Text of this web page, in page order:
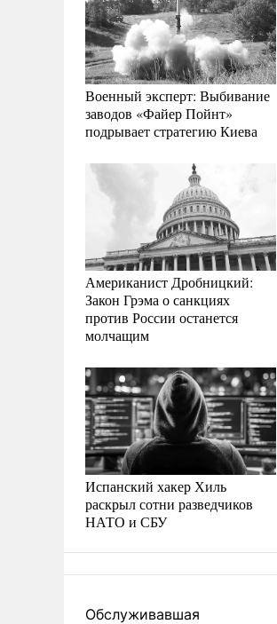
Военный эксперт: Выбивание
заводов «Файер Пойнт»
подрывает стратегию Киева
Американист Дробницкий:
Закон Грэма о санкциях
против России останется
молчащим
Испанский хакер Хиль
раскрыл сотни разведчиков
НАТО и СБУ
Обслуживавшая